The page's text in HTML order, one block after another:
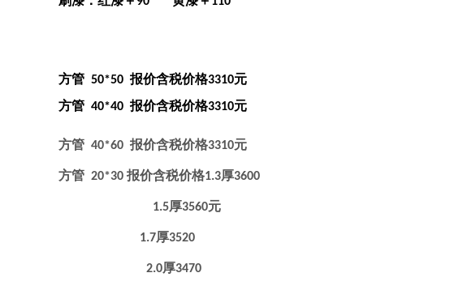
方管 50*50 报价含税价格3310元
方管 40*40 报价含税价格3310元
方管 40*60 报价含税价格3310元
方管 20*30 报价含税价格1.3厚3600
1.5厚3560元
1.7厚3520
2.0厚3470